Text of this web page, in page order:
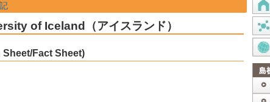
of Iceland（アイスランド）
of Iceland（アイスランド）
Sheet/Fact Sheet)